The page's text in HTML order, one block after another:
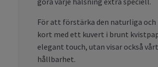
För att förstärka den naturliga
kort med ett kuvert i brunt
elegant touch, utan visar också
hållbarhet.